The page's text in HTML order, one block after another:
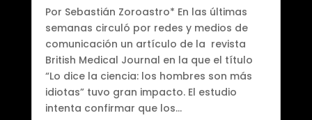
Por Sebastián Zoroastro* En las últimas
semanas circuló por redes y medios de
comunicación un artículo de la revista
British Medical Journal en la que el título
“Lo dice la ciencia: los hombres son más
idiotas” tuvo gran impacto. El estudio
intenta confirmar que los...